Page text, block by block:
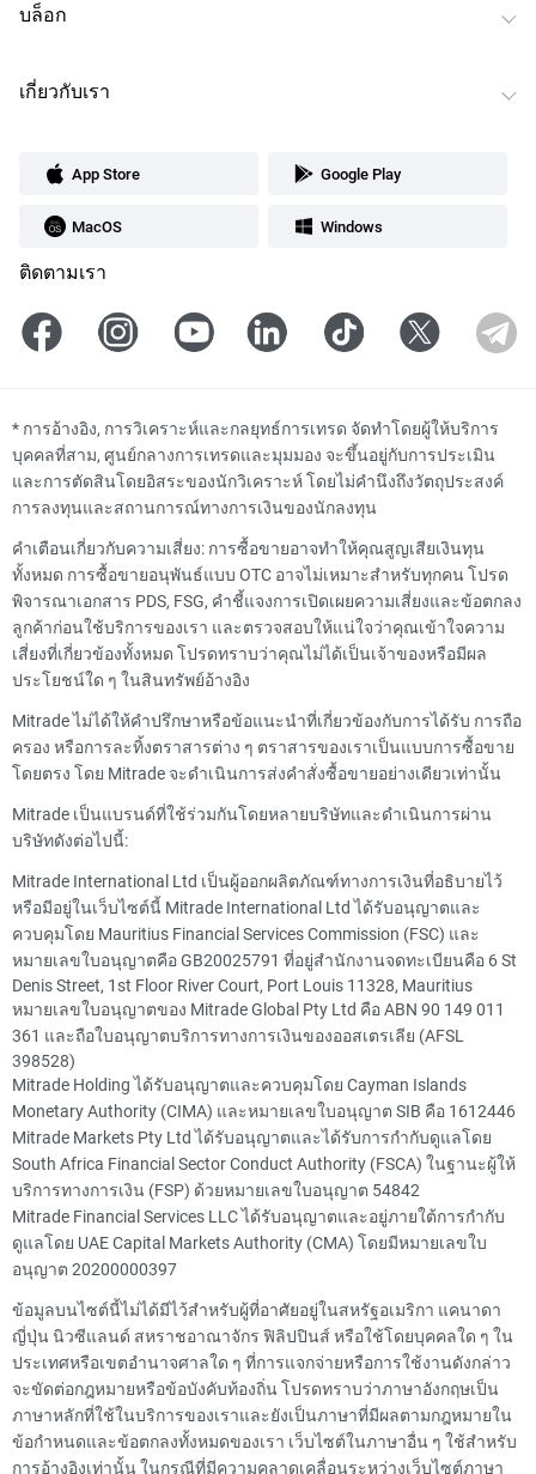
บล็อก
เกี่ยวกับเรา
App Store Google Play
MacOS Windows
ติดตามเรา
* การอ้างอิง, การวิเคราะห์และกลยุทธ์การเทรด จัดทำโดยผู้ให้บริการ
บุคคลที่สาม, ศูนย์กลางการเทรดและมุมมอง จะขึ้นอยู่กับการประเมิน
และการตัดสินโดยอิสระของนักวิเคราะห์ โดยไม่คำนึงถึงวัตถุประสงค์
การลงทุนและสถานการณ์ทางการเงินของนักลงทุน
คำเตือนเกี่ยวกับความเสี่ยง: การซื้อขายอาจทำให้คุณสูญเสียเงินทุน
ทั้งหมด การซื้อขายอนุพันธ์แบบ OTC อาจไม่เหมาะสำหรับทุกคน โปรด
พิจารณาเอกสาร PDS, FSG, คำชี้แจงการเปิดเผยความเสี่ยงและข้อตกลง
ลูกค้าก่อนใช้บริการของเรา และตรวจสอบให้แน่ใจว่าคุณเข้าใจความ
เสี่ยงที่เกี่ยวข้องทั้งหมด โปรดทราบว่าคุณไม่ได้เป็นเจ้าของหรือมีผล
ประโยชน์ใด ๆ ในสินทรัพย์อ้างอิง
Mitrade ไม่ได้ให้คำปรึกษาหรือข้อแนะนำที่เกี่ยวข้องกับการได้รับ การถือ
ครอง หรือการละทิ้งตราสารต่าง ๆ ตราสารของเราเป็นแบบการซื้อขาย
โดยตรง โดย Mitrade จะดำเนินการส่งคำสั่งซื้อขายอย่างเดียวเท่านั้น
Mitrade เป็นแบรนด์ที่ใช้ร่วมกันโดยหลายบริษัทและดำเนินการผ่าน
บริษัทดังต่อไปนี้:
Mitrade International Ltd เป็นผู้ออกผลิตภัณฑ์ทางการเงินที่อธิบายไว้
หรือมีอยู่ในเว็บไซต์นี้ Mitrade International Ltd ได้รับอนุญาตและ
ควบคุมโดย Mauritius Financial Services Commission (FSC) และ
หมายเลขใบอนุญาตคือ GB20025791 ที่อยู่สำนักงานจดทะเบียนคือ 6 St
Denis Street, 1st Floor River Court, Port Louis 11328, Mauritius
หมายเลขใบอนุญาตของ Mitrade Global Pty Ltd คือ ABN 90 149 011
361 และถือใบอนุญาตบริการทางการเงินของออสเตรเลีย (AFSL
398528)
Mitrade Holding ได้รับอนุญาตและควบคุมโดย Cayman Islands
Monetary Authority (CIMA) และหมายเลขใบอนุญาต SIB คือ 1612446
Mitrade Markets Pty Ltd ได้รับอนุญาตและได้รับการกำกับดูแลโดย
South Africa Financial Sector Conduct Authority (FSCA) ในฐานะผู้ให้
บริการทางการเงิน (FSP) ด้วยหมายเลขใบอนุญาต 54842
Mitrade Financial Services LLC ได้รับอนุญาตและอยู่ภายใต้การกำกับ
ดูแลโดย UAE Capital Markets Authority (CMA) โดยมีหมายเลขใบ
อนุญาต 20200000397
ข้อมูลบนไซต์นี้ไม่ได้มีไว้สำหรับผู้ที่อาศัยอยู่ในสหรัฐอเมริกา แคนาดา
ญี่ปุ่น นิวซีแลนด์ สหราชอาณาจักร ฟิลิปปินส์ หรือใช้โดยบุคคลใด ๆ ใน
ประเทศหรือเขตอำนาจศาลใด ๆ ที่การแจกจ่ายหรือการใช้งานดังกล่าว
จะขัดต่อกฎหมายหรือข้อบังคับท้องถิ่น โปรดทราบว่าภาษาอังกฤษเป็น
ภาษาหลักที่ใช้ในบริการของเราและยังเป็นภาษาที่มีผลตามกฎหมายใน
ข้อกำหนดและข้อตกลงทั้งหมดของเรา เว็บไซต์ในภาษาอื่น ๆ ใช้สำหรับ
การอ้างอิงเท่านั้น ในกรณีที่มีความคลาดเคลื่อนระหว่างเว็บไซต์ภาษา